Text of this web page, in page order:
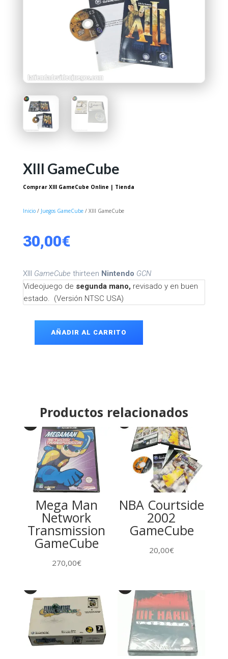
XIII GameCube
Comprar XIII GameCube Online | Tienda
Inicio/ Juegos GameCube/ XIII GameCube
30,00€
XIII GameCube thirteen Nintendo GCN
Videojuego de segunda mano, revisado y en buen
estado. (Versión NTSC USA)
GameCube
AÑADIR AL CARRITO
Productos relacionados
Mega Man
Network
Transmission
GameCube
270,00€
NBA Courtside
2002
GameCube
20,00€